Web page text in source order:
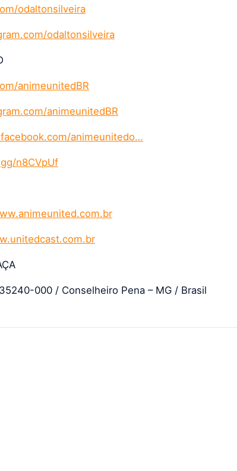
odaltonsilveira
odaltonsilveira
animeunitedBR
animeunitedBR
animeunitedo…
n8CVpUf
000 / Conselheiro Pena – MG / Brasil